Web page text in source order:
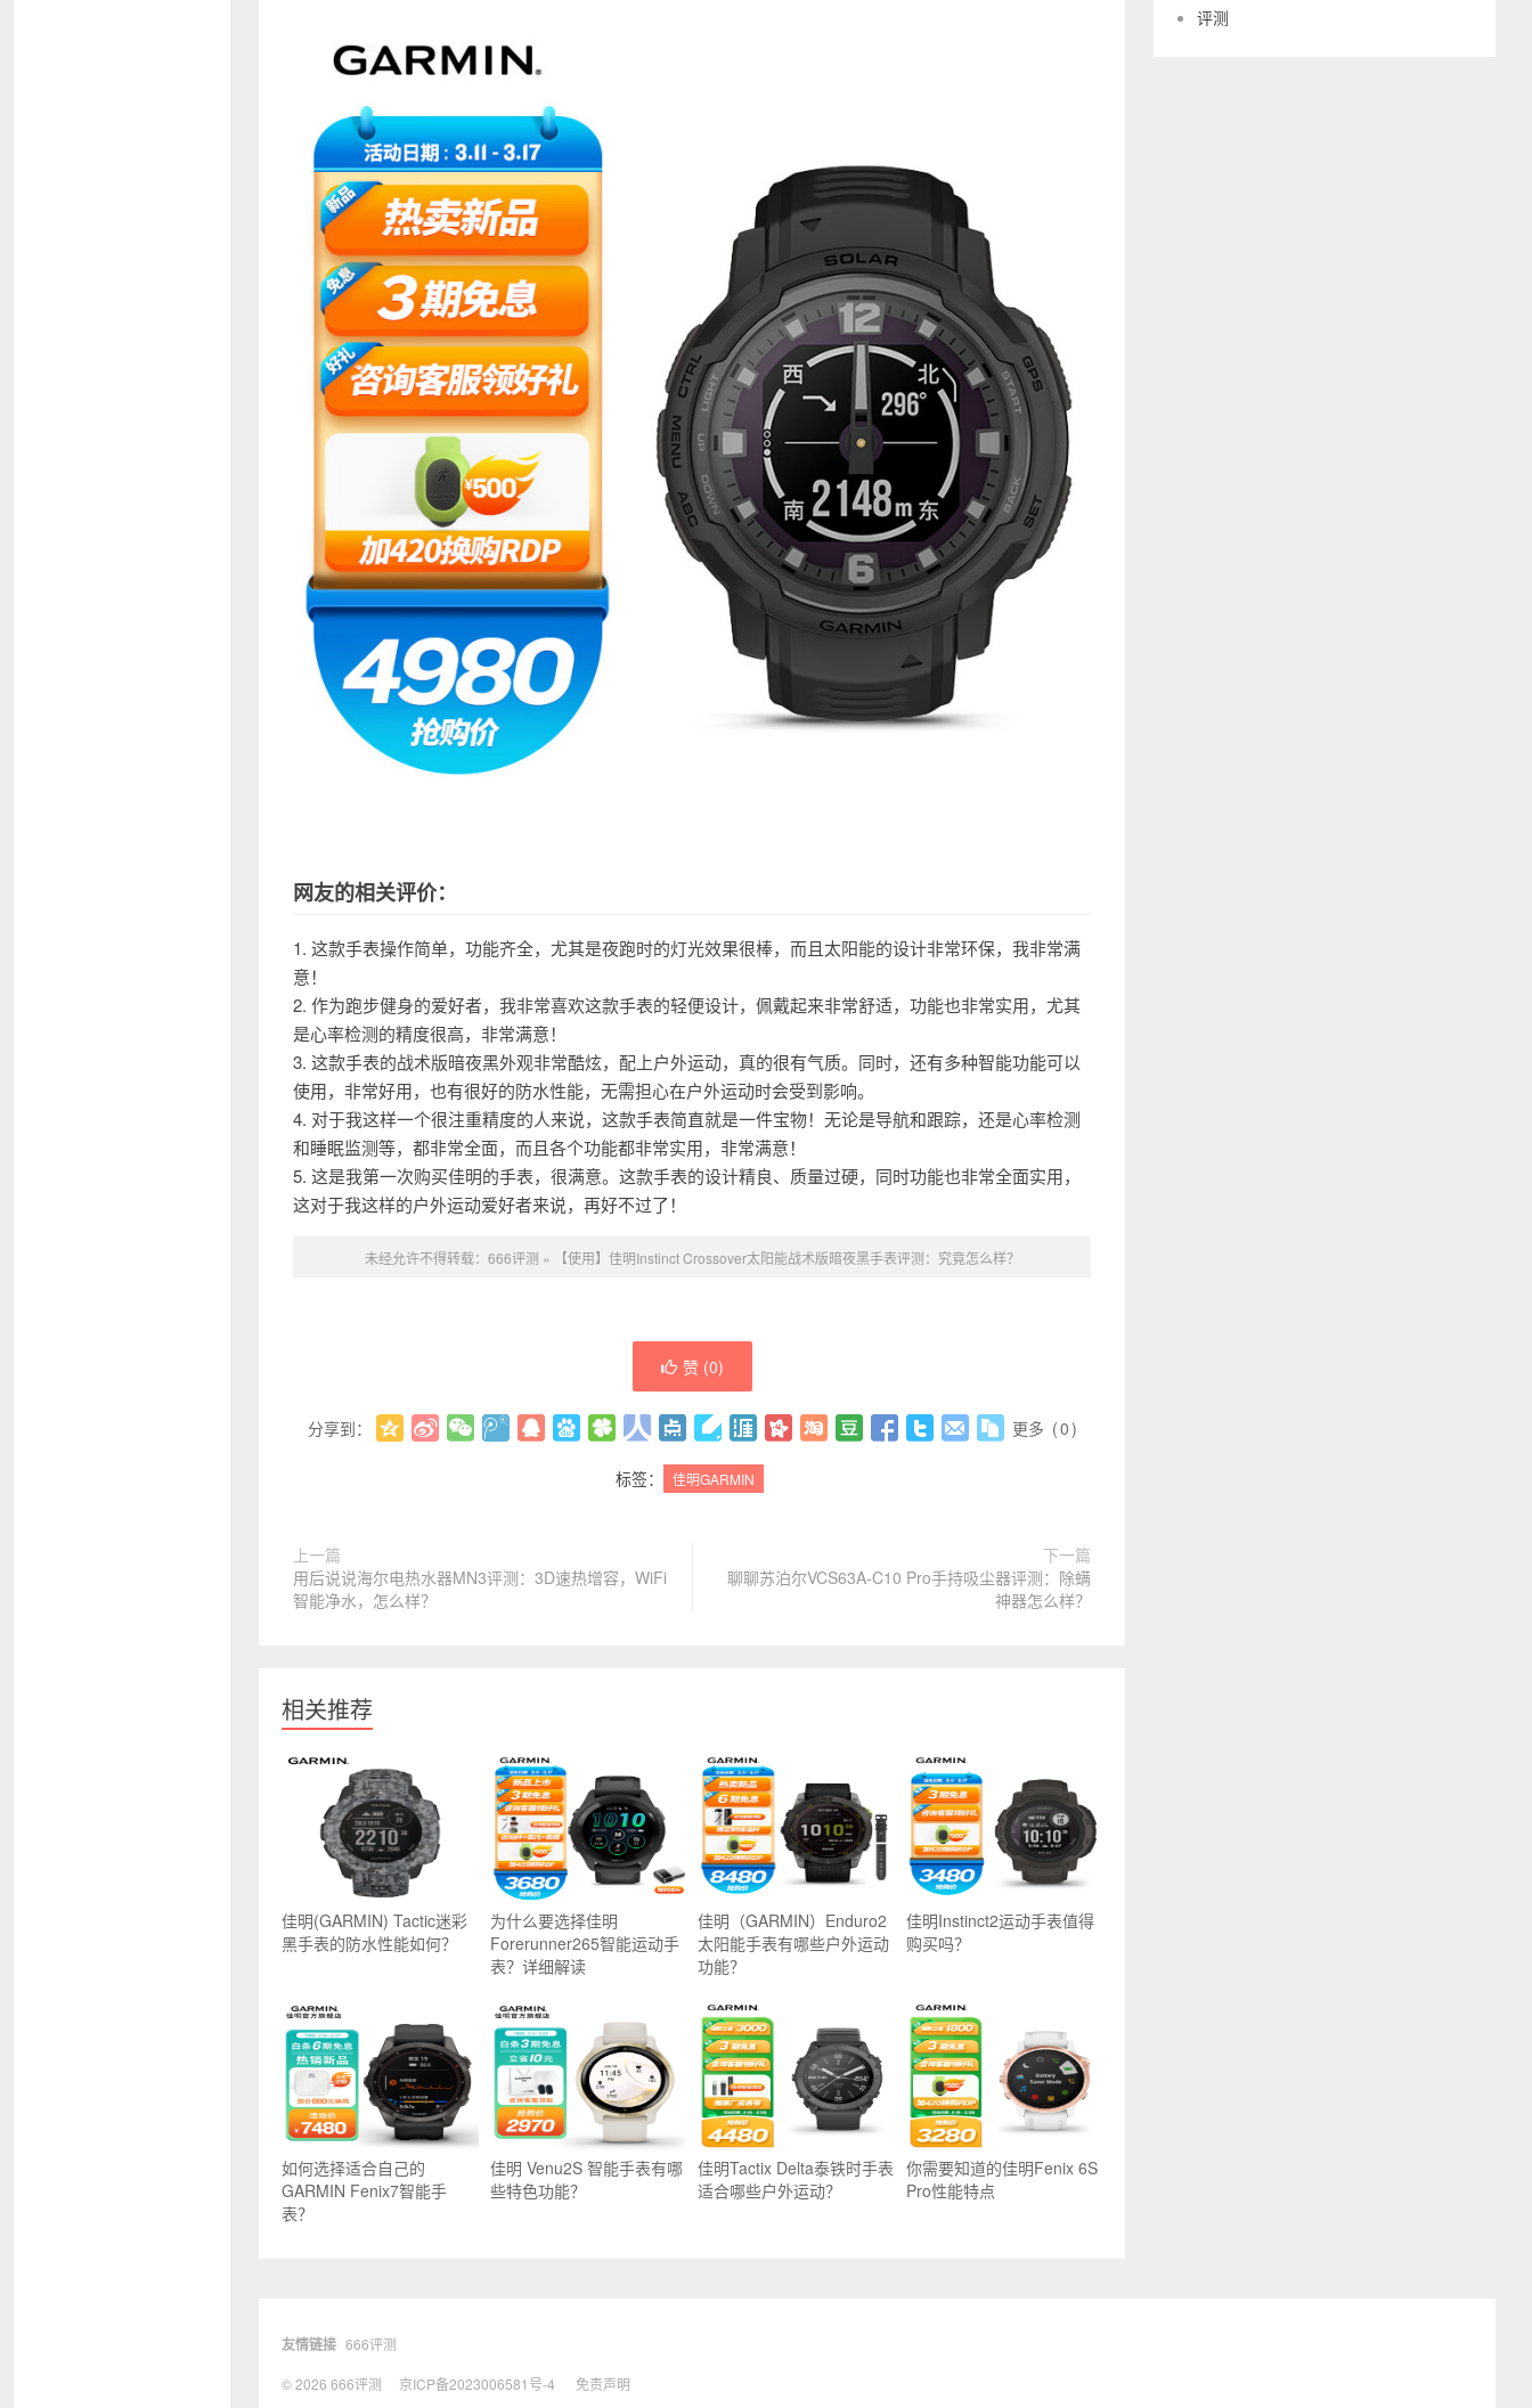
网友的相关评价：
1. 这款手表操作简单，功能齐全，尤其是夜跑时的灯光效果很棒，而且太阳能的设计非常环保，我非常满
意！
2. 作为跑步健身的爱好者，我非常喜欢这款手表的轻便设计，佩戴起来非常舒适，功能也非常实用，尤其
是心率检测的精度很高，非常满意！
3. 这款手表的战术版暗夜黑外观非常酷炫，配上户外运动，真的很有气质。同时，还有多种智能功能可以
使用，非常好用，也有很好的防水性能，无需担心在户外运动时会受到影响。
4. 对于我这样一个很注重精度的人来说，这款手表简直就是一件宝物！无论是导航和跟踪，还是心率检测
和睡眠监测等，都非常全面，而且各个功能都非常实用，非常满意！
5. 这是我第一次购买佳明的手表，很满意。这款手表的设计精良、质量过硬，同时功能也非常全面实用，
这对于我这样的户外运动爱好者来说，再好不过了！
未经允许不得转载： 666评测 » 【使用】佳明Instinct Crossover太阳能战术版暗夜黑手表评测：究竟怎么样？
赞 (0)
分享到： 更多 (0)
标签： 佳明GARMIN
上一篇
用后说说海尔电热水器MN3评测：3D速热增容，WiFi
智能净水，怎么样？
下一篇
聊聊苏泊尔VCS63A-C10 Pro手持吸尘器评测：除螨
神器怎么样？
相关推荐
佳明(GARMIN) Tactic迷彩
黑手表的防水性能如何？
为什么要选择佳明
Forerunner265智能运动手
表？详细解读
佳明（GARMIN）Enduro2
太阳能手表有哪些户外运动
功能？
佳明Instinct2运动手表值得
购买吗？
如何选择适合自己的
GARMIN Fenix7智能手
表？
佳明 Venu2S 智能手表有哪
些特色功能？
佳明Tactix Delta泰铁时手表
适合哪些户外运动？
你需要知道的佳明Fenix 6S
Pro性能特点
评测
友情链接 666评测
© 2026 666评测 京ICP备2023006581号-4 免责声明